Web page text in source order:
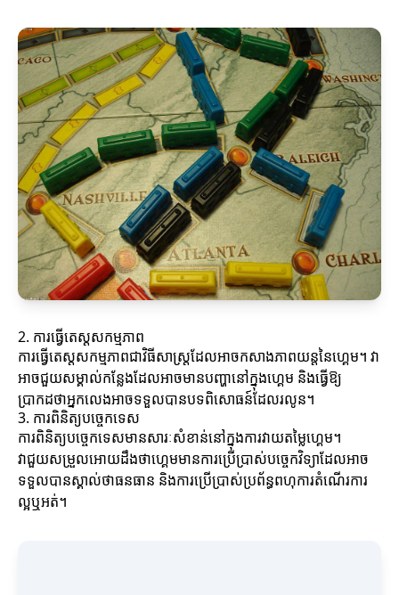
2. ការធ្វើតេស្តសកម្មភាព
ការធ្វើតេស្តសកម្មភាពជាវិធីសាស្ត្រដែលអាចកសាងភាពយន្តនៃហ្គេម។ វា
អាចជួយសម្គាល់កន្លែងដែលអាចមានបញ្ហានៅក្នុងហ្គេម និងធ្វើឱ្យ
ប្រាកដថាអ្នកលេងអាចទទួលបានបទពិសោធន៍ដែលរលូន។
3. ការពិនិត្យបច្ចេកទេស
ការពិនិត្យបច្ចេកទេសមានសារៈសំខាន់នៅក្នុងការវាយតម្លៃហ្គេម។
វាជួយសម្រួលអោយដឹងថាហ្គេមមានការប្រើប្រាស់បច្ចេកវិទ្យាដែលអាច
ទទួលបានស្គាល់ថាធនធាន និងការប្រើប្រាស់ប្រព័ន្ធពហុការតំណើរការ
ល្អឬអត់។